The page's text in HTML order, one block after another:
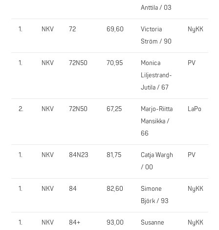
Anttila / 03
1. NKV 72 69,60
Victoria
Ström / 90
NyKK
1. NKV 72N50 70,95
Monica
Liljestrand-
Jutila / 67
PV
2. NKV 72N50 67,25
Marjo-Riitta
Mansikka /
66
LaPo
1. NKV 84N23 81,75
Catja Wargh
/ 00
PV
1. NKV 84 82,60
Simone
Björk / 93
NyKK
1. NKV 84+ 93,00
Susanne
NyKK